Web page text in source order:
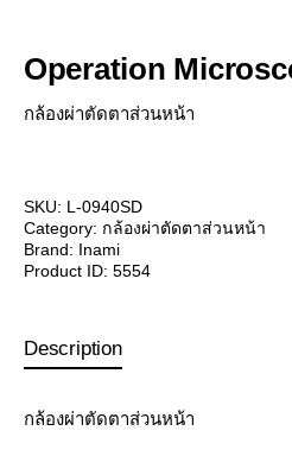
Operation
กล้องผ่าตัดตาส่วนหน้า
SKU: L-0940SD
Category: กล้องผ่าตัดตาส่วนหน้า
Brand: Inami
Product ID: 5554
Description
กล้องผ่าตัดตาส่วนหน้า